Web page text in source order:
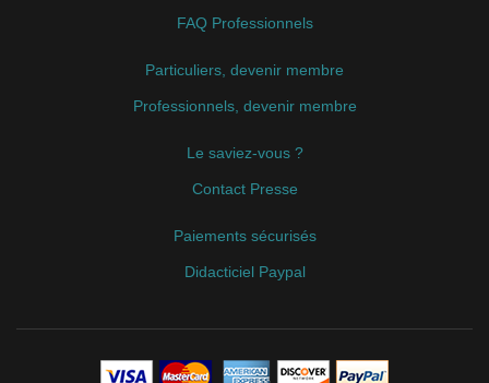
FAQ Professionnels
Particuliers, devenir membre
Professionnels, devenir membre
Le saviez-vous ?
Contact Presse
Paiements sécurisés
Didacticiel Paypal